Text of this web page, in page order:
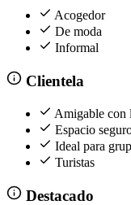
Acogedor
De moda
Informal
Clientela
Amigable
Espacio
Ideal para
Turistas
Destacado